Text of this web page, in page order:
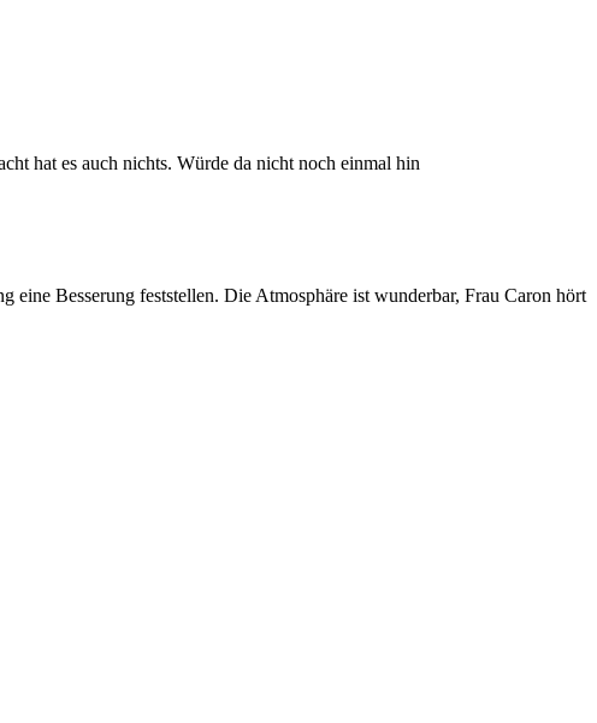
hat es auch nichts. Würde da nicht noch einmal hin
Besserung feststellen. Die Atmosphäre ist wunderbar, Frau Caron hört